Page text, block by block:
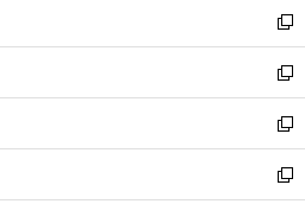
く
新
し
い
ウ
ィ
ン
ド
新
し
い
ウ
ィ
新
し
い
新